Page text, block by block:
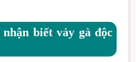
biết vảy gà độc